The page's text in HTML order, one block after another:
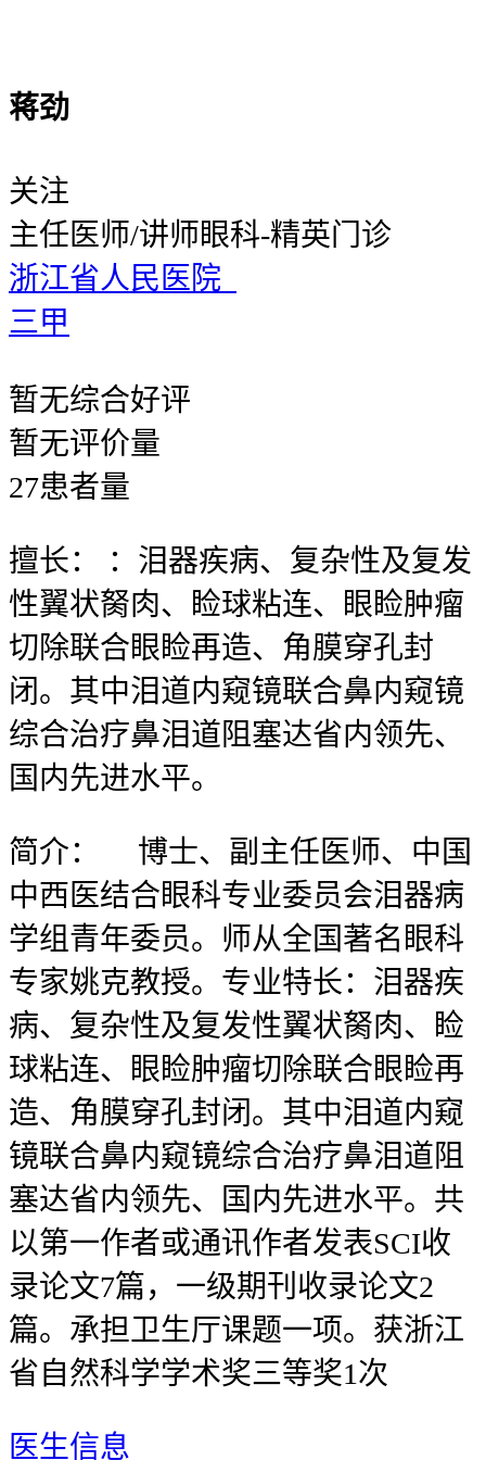
蒋劲
关注
主任医师/讲师眼科-精英门诊
浙江省人民医院
三甲
暂无综合好评
暂无评价量
27患者量
擅长：
：泪器疾病、复杂性及复发
性翼状胬肉、睑球粘连、眼睑肿瘤
切除联合眼睑再造、角膜穿孔封
闭。其中泪道内窥镜联合鼻内窥镜
综合治疗鼻泪道阻塞达省内领先、
国内先进水平。
简介：
博士、副主任医师、中国
中西医结合眼科专业委员会泪器病
学组青年委员。师从全国著名眼科
专家姚克教授。专业特长：泪器疾
病、复杂性及复发性翼状胬肉、睑
球粘连、眼睑肿瘤切除联合眼睑再
造、角膜穿孔封闭。其中泪道内窥
镜联合鼻内窥镜综合治疗鼻泪道阻
塞达省内领先、国内先进水平。共
以第一作者或通讯作者发表SCI收
录论文7篇，一级期刊收录论文2
篇。承担卫生厅课题一项。获浙江
省自然科学学术奖三等奖1次
医生信息